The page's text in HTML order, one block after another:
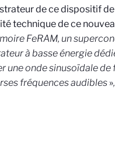
de ce dispositif de
technique de ce
FeRAM, un
à basse énergie
une onde sinusoïdale
fréquences audibles »,